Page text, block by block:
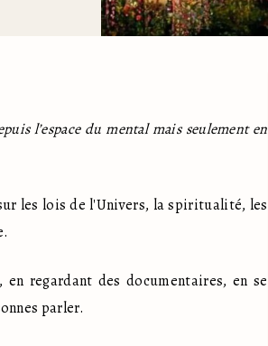
l’espace du mental mais seulement en
les lois de l'Univers, la spiritualité, les
regardant des documentaires, en se
parler.